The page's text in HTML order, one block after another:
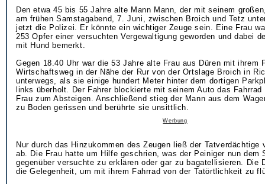
Den etwa 45 bis 55 Jahre alte Mann Mann, der mit seinem
am frühen Samstagabend, 7. Juni, zwischen Broich und Tetz
jetzt die Polizei. Er könnte ein wichtiger Zeuge sein. Eine Frau
253 Opfer einer versuchten Vergewaltigung geworden und dabei
mit Hund bemerkt.
Gegen 18.40 Uhr war die 53 Jahre alte Frau aus Düren mit ihrem
Wirtschaftsweg in der Nähe der Rur von der Ortslage Broich in
unterwegs, als sie einige hundert Meter hinter dem dortigen
links überholt. Der Fahrer blockierte mit seinem Auto das Fahrrad
Frau zum Absteigen. Anschließend stieg der Mann aus dem
zu Boden gerissen und berührte sie unsittlich.
Werbung
Nur durch das Hinzukommen des Zeugen ließ der Tatverdächtige
ab. Die Frau hatte um Hilfe geschrien, was der Peiniger nun dem
gegenüber versuchte zu erklären oder gar zu bagatellisieren. Die
die Gelegenheit, um mit ihrem Fahrrad von der Tatörtlichkeit zu